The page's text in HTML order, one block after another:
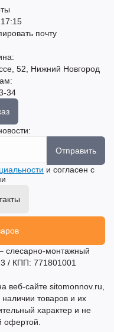
почту
52, Нижний Новгород
34
Отправить
и согласен с
монтажный
/ КПП: 771801001
веб-сайте sitomonnov.ru,
товаров и их
характер и не
офертой.